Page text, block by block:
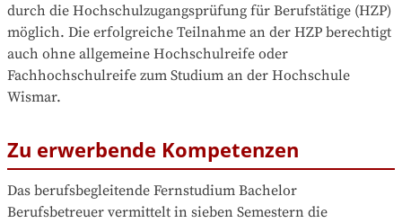
durch die Hochschulzugangsprüfung für Berufstätige (HZP)
möglich. Die erfolgreiche Teilnahme an der HZP berechtigt
auch ohne allgemeine Hochschulreife oder
Fachhochschulreife zum Studium an der Hochschule
Wismar.
Zu erwerbende Kompetenzen
Das berufsbegleitende Fernstudium Bachelor
Berufsbetreuer vermittelt in sieben Semestern die